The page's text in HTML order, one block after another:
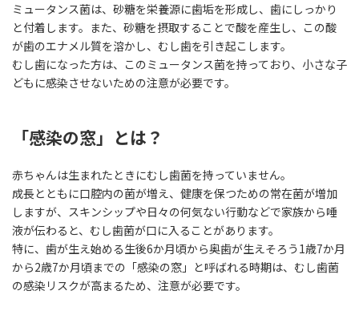
ミュータンス菌は、砂糖を栄養源に歯垢を形成し、歯にしっかり
と付着します。また、砂糖を摂取することで酸を産生し、この酸
が歯のエナメル質を溶かし、むし歯を引き起こします。
むし歯になった方は、このミュータンス菌を持っており、小さな子
どもに感染させないための注意が必要です。
「感染の窓」とは？
赤ちゃんは生まれたときにむし歯菌を持っていません。
成長とともに口腔内の菌が増え、健康を保つための常在菌が増加
しますが、スキンシップや日々の何気ない行動などで家族から唾
液が伝わると、むし歯菌が口に入ることがあります。
特に、歯が生え始める生後6か月頃から奥歯が生えそろう1歳7か月
から2歳7か月頃までの「感染の窓」と呼ばれる時期は、むし歯菌
の感染リスクが高まるため、注意が必要です。